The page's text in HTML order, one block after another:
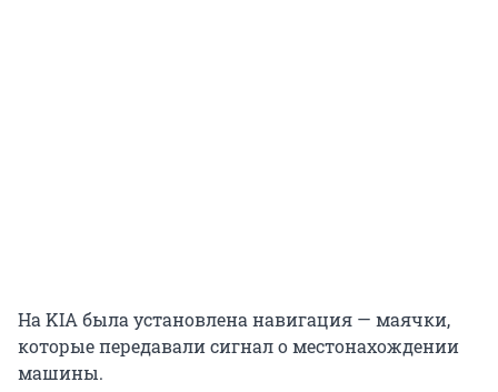
На KIA была установлена навигация — маячки,
которые передавали сигнал о местонахождении
машины.